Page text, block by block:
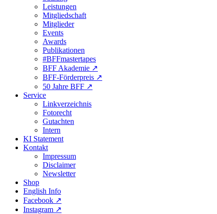
Leistungen
Mitgliedschaft
Mitglieder
Events
Awards
Publikationen
#BFFmastertapes
BFF Akademie ↗︎
BFF-Förderpreis ↗︎
50 Jahre BFF ↗︎
Service
Linkverzeichnis
Fotorecht
Gutachten
Intern
KI Statement
Kontakt
Impressum
Disclaimer
Newsletter
Shop
English Info
Facebook ↗︎
Instagram ↗︎